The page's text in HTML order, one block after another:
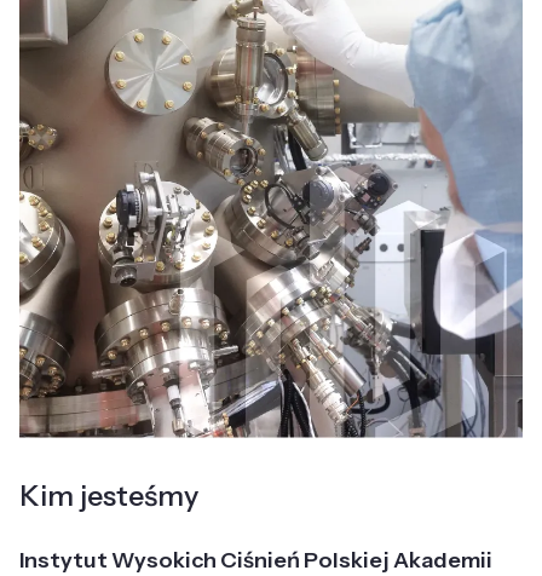
Kim jesteśmy
Instytut Wysokich Ciśnień Polskiej Akademii